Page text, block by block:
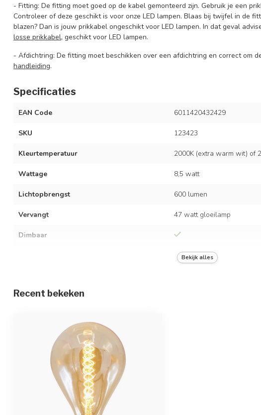
- Fitting: De fitting moet goed op de kabel gemonteerd zijn. Gebruik je een
Controleer of deze geschikt is voor onze LED lampen. Blaas bij twijfel in de
blazen? Dan is jouw prikkabel ongeschikt voor LED lampen. In dat geval
losse prikkabel, geschikt voor LED lampen.
- Afdichtring: De fitting moet beschikken over een afdichtring en correct om
handleiding.
Specificaties
EAN Code 6011420432429
SKU 123423
Kleurtemperatuur 2000K (extra warm wit) of
Wattage 8,5 watt
Lichtopbrengst 600 lumen
Vervangt 47 watt gloeilamp
Dimbaar
Ø16 x 29 cm
Fitting
Materiaal kap
Beschermingsgraad
Opwarmtijd
Bekijk alles
Recent bekeken